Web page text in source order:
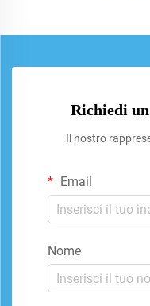
Richiedi
Il nostro
Email
Nome